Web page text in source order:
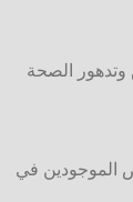
وتدهور الصحة
الأشخاص الموجودين في